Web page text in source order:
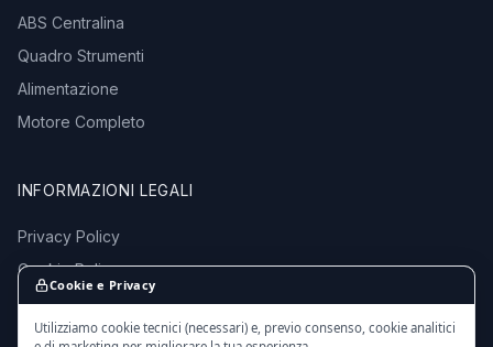
ABS Centralina
Quadro Strumenti
Alimentazione
Motore Completo
INFORMAZIONI LEGALI
Privacy Policy
Cookie Policy
Termini e Condizioni
Cookie e Privacy
Utilizziamo cookie tecnici (necessari) e, previo consenso, cookie analitici